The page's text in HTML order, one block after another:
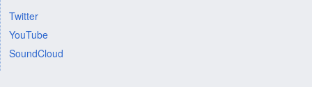
Twitter
YouTube
SoundCloud